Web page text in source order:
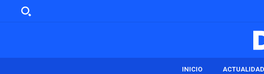
INICIO ACTUALIDAD